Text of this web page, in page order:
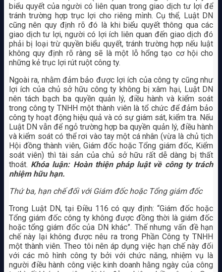
biểu quyết của người có liên quan trong giao dịch tư lợi để
tránh trường hợp trục lợi cho riêng mình. Cụ thể, Luật DN
cũng nên quy định rõ đó là khi biểu quyết thông qua các
giao dịch tư lợi, người có lợi ích liên quan đến giao dịch đó
phải bị loại trừ quyền biểu quyết, tránh trường hợp nếu luật
không quy định rõ ràng sẽ là một lỗ hổng tạo cơ hội cho
những kẻ trục lợi rút ruột công ty.
Ngoài ra, nhằm đảm bảo được lợi ích của công ty cũng như
lợi ích của chủ sở hữu công ty không bị xâm hại, Luật DN
nên tách bạch ba quyền quản lý, điều hành và kiểm soát
trong công ty TNHH một thành viên là tổ chức để đảm bảo
công ty hoạt động hiệu quả và có sự giám sát, kiểm tra. Nếu
Luật DN vẫn để ngỏ trường hợp ba quyền quản lý, điều hành
và kiểm soát có thể rơi vào tay một cá nhân (vừa là chủ tịch
Hội đồng thành viên, Giám đốc hoặc Tổng giám đốc, Kiểm
soát viên) thì tài sản của chủ sở hữu rất dễ dàng bị thất
thoát. Khóa luận: Hoàn thiện pháp luật về công ty trách
nhiệm hữu hạn.
Thứ ba, hạn chế đối với Giám đốc hoặc Tổng giám đốc
Trong Luật DN, tại Điều 116 có quy định: “Giám đốc hoặc
Tổng giám đốc công ty không được đồng thời là giám đốc
hoặc tổng giám đốc của DN khác”. Thế nhưng vấn đề hạn
chế này lại không được nêu ra trong Phần Công ty TNHH
một thành viên. Theo tôi nên áp dụng việc hạn chế này đối
với các mô hình công ty bởi với chức năng, nhiệm vụ là
người điều hành công việc kinh doanh hằng ngày của công